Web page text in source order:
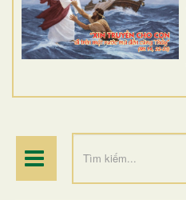
BAN MỤC VỤ
ĐOÀN THỂ CG
ĐIỂM HÀNH HƯƠNG